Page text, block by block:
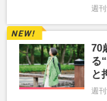
週
70
る
と
週